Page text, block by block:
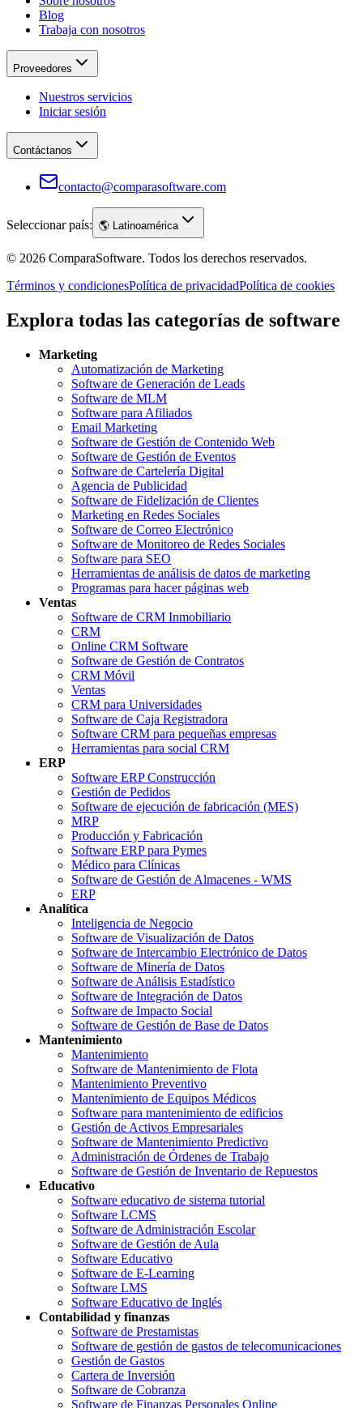
Blog
Trabaja con nosotros
Proveedores
Nuestros servicios
Iniciar sesión
Contáctanos
contacto@comparasoftware.com
Seleccionar país: 🌎 Latinoamérica
© 2026 ComparaSoftware. Todos los derechos reservados.
Términos y condicionesPolítica de privacidadPolítica de cookies
Explora todas las categorías de software
Marketing
Automatización de Marketing
Software de Generación de Leads
Software de MLM
Software para Afiliados
Email Marketing
Software de Gestión de Contenido Web
Software de Gestión de Eventos
Software de Cartelería Digital
Agencia de Publicidad
Software de Fidelización de Clientes
Marketing en Redes Sociales
Software de Correo Electrónico
Software de Monitoreo de Redes Sociales
Software para SEO
Herramientas de análisis de datos de marketing
Programas para hacer páginas web
Ventas
Software de CRM Inmobiliario
CRM
Online CRM Software
Software de Gestión de Contratos
CRM Móvil
Ventas
CRM para Universidades
Software de Caja Registradora
Software CRM para pequeñas empresas
Herramientas para social CRM
ERP
Software ERP Construcción
Gestión de Pedidos
Software de ejecución de fabricación (MES)
MRP
Producción y Fabricación
Software ERP para Pymes
Médico para Clínicas
Software de Gestión de Almacenes - WMS
ERP
Analítica
Inteligencia de Negocio
Software de Visualización de Datos
Software de Intercambio Electrónico de Datos
Software de Minería de Datos
Software de Análisis Estadístico
Software de Integración de Datos
Software de Impacto Social
Software de Gestión de Base de Datos
Mantenimiento
Mantenimiento
Software de Mantenimiento de Flota
Mantenimiento Preventivo
Mantenimiento de Equipos Médicos
Software para mantenimiento de edificios
Gestión de Activos Empresariales
Software de Mantenimiento Predictivo
Administración de Órdenes de Trabajo
Software de Gestión de Inventario de Repuestos
Educativo
Software educativo de sistema tutorial
Software LCMS
Software de Administración Escolar
Software de Gestión de Aula
Software Educativo
Software de E-Learning
Software LMS
Software Educativo de Inglés
Contabilidad y finanzas
Software de Prestamistas
Software de gestión de gastos de telecomunicaciones
Gestión de Gastos
Cartera de Inversión
Software de Cobranza
Software de Finanzas Personales Online